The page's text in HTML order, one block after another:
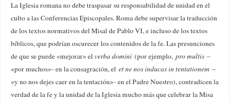
La Iglesia romana no debe traspasar su responsabilidad de unidad en el
culto a las Conferencias Episcopales. Roma debe supervisar la traducción
de los textos normativos del Misal de Pablo VI, e incluso de los textos
bíblicos, que podrían oscurecer los contenidos de la fe. Las presunciones
de que se puede «mejorar» elverba domini (por ejemplo,pro multis –
«por muchos»- en la consagración, elet ne nos inducas in tentationem –
«y no nos dejes caer en la tentación»- en el Padre Nuestro), contradicen la
verdad de la fe y la unidad de la Iglesia mucho más que celebrar la Misa